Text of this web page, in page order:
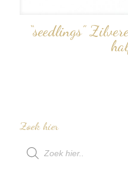
“seedlings”
Zoek hier
Producten
zoeken